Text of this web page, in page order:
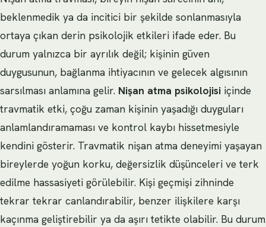
beklenmedik ya da incitici bir şekilde sonlanmasıyla
ortaya çıkan derin psikolojik etkileri ifade eder. Bu
durum yalnızca bir ayrılık değil; kişinin güven
duygusunun, bağlanma ihtiyacının ve gelecek algısının
sarsılması anlamına gelir. Nişan atma psikolojisi içinde
travmatik etki, çoğu zaman kişinin yaşadığı duyguları
anlamlandıramaması ve kontrol kaybı hissetmesiyle
kendini gösterir. Travmatik nişan atma deneyimi yaşayan
bireylerde yoğun korku, değersizlik düşünceleri ve terk
edilme hassasiyeti görülebilir. Kişi geçmişi zihninde
tekrar tekrar canlandırabilir, benzer ilişkilere karşı
kaçınma geliştirebilir ya da aşırı tetikte olabilir. Bu durum